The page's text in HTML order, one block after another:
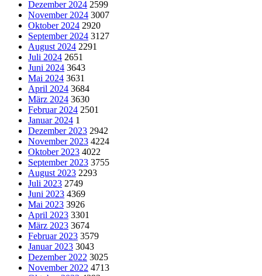
Dezember 2024 2599
November 2024 3007
Oktober 2024 2920
September 2024 3127
August 2024 2291
Juli 2024 2651
Juni 2024 3643
Mai 2024 3631
April 2024 3684
März 2024 3630
Februar 2024 2501
Januar 2024 1
Dezember 2023 2942
November 2023 4224
Oktober 2023 4022
September 2023 3755
August 2023 2293
Juli 2023 2749
Juni 2023 4369
Mai 2023 3926
April 2023 3301
März 2023 3674
Februar 2023 3579
Januar 2023 3043
Dezember 2022 3025
November 2022 4713